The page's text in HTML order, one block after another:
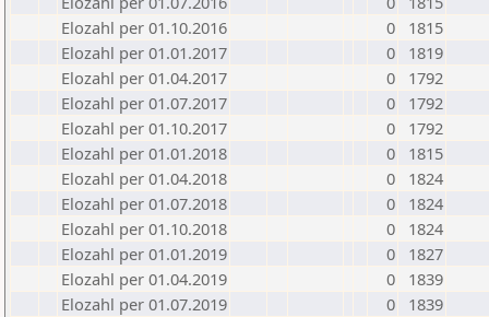
Elozahl per 01.10.2016
0
1815
Elozahl per 01.01.2017
0
1819
Elozahl per 01.04.2017
0
1792
Elozahl per 01.07.2017
0
1792
Elozahl per 01.10.2017
0
1792
Elozahl per 01.01.2018
0
1815
Elozahl per 01.04.2018
0
1824
Elozahl per 01.07.2018
0
1824
Elozahl per 01.10.2018
0
1824
Elozahl per 01.01.2019
0
1827
Elozahl per 01.04.2019
0
1839
Elozahl per 01.07.2019
0
1839